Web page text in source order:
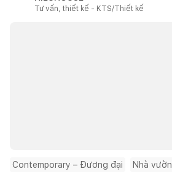
Tư vấn, thiết kế - KTS/Thiết kế
Contemporary – Đương đại Nhà vườn